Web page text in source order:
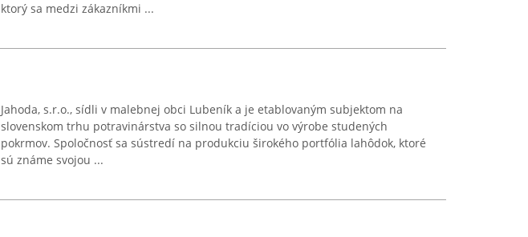
ktorý sa medzi zákazníkmi ...
Jahoda, s.r.o., sídli v malebnej obci Lubeník a je etablovaným subjektom na
slovenskom trhu potravinárstva so silnou tradíciou vo výrobe studených
pokrmov. Spoločnosť sa sústredí na produkciu širokého portfólia lahôdok, ktoré
sú známe svojou ...